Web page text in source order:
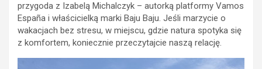
przygoda z Izabelą Michalczyk – autorką platformy Vamos
España i właścicielką marki Baju Baju. Jeśli marzycie o
wakacjach bez stresu, w miejscu, gdzie natura spotyka się
z komfortem, koniecznie przeczytajcie naszą relację.